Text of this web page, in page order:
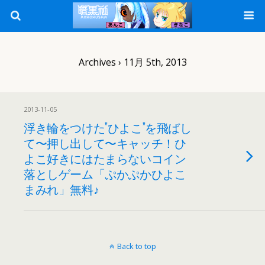
Archives › 11月 5th, 2013
2013-11-05
浮き輪をつけた”ひよこ”を飛ばし
て〜押し出して〜キャッチ！ひ
よこ好きにはたまらないコイン
落としゲーム「ぷかぷかひよこ
まみれ」無料♪
Back to top